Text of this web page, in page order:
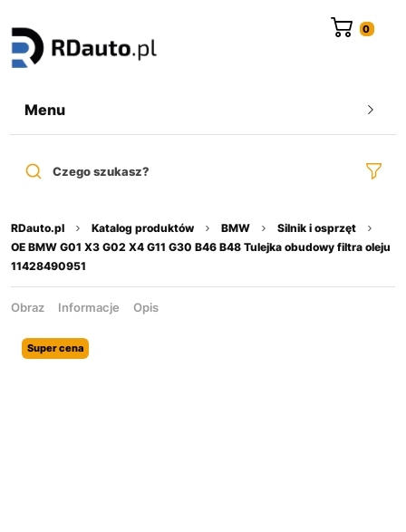
Menu
Czego szukasz?
RDauto.pl Katalog produktów BMW
Silnik i osprzęt
OE BMW G01 X3 G02 X4 G11 G30 B46 B48 Tulejka obudowy filtra oleju
11428490951
Obraz Informacje Opis
Super cena